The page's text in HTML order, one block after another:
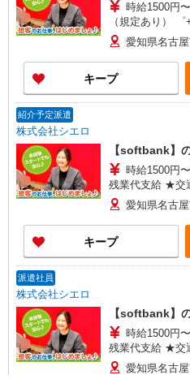
時給1500円
（規定あり） ゜+゜・。○。・゜+゜・。○。・゜
+゜ 入社祝い金10万円
頂くと, インセンテ
い・週払い可能
+゜・。○。・゜+
愛知県名古
キープ
紹介予定派遣
株式会社シエロ
【softbank】
時給1500円
残業代支給 ★交
+゜・。○。・゜
万円支給(規定有) お友達を紹介頂くと, インセンテ
ィブ支給(規定有) ★月2回払い・週払い可能（規
有）★ ゜・。○
愛知県名古
キープ
派遣社員
株式会社シエロ
【softbank】
時給1500円
残業代支給 ★交
+゜・。○。・゜
愛知県名古